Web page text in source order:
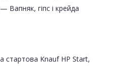
Вапняк, гіпс і крейда
стартова Knauf HP Start,